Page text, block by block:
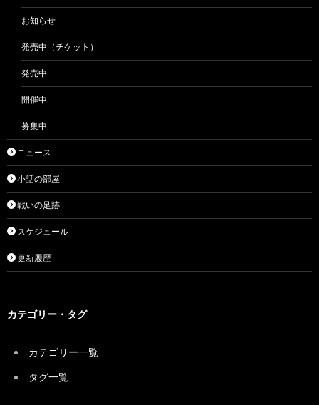
お知らせ
発売中（チケット）
発売中
開催中
募集中
ニュース
小話の部屋
戦いの足跡
スケジュール
更新履歴
カテゴリー・タグ
カテゴリー一覧
タグ一覧